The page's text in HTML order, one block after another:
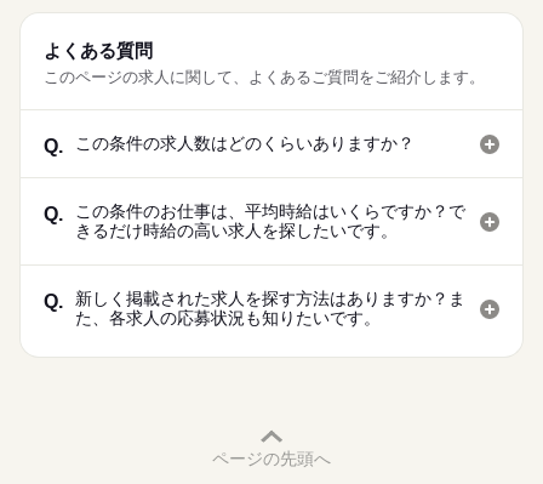
よくある質問
このページの求人に関して、よくあるご質問をご紹介します。
Q. この条件の求人数はどのくらいありますか？
Q.
この条件のお仕事は、平均時給はいくらですか？で
きるだけ時給の高い求人を探したいです。
Q.
新しく掲載された求人を探す方法はありますか？ま
た、各求人の応募状況も知りたいです。
ページの先頭へ